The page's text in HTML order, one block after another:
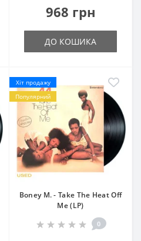
968 грн
ДО КОШИКА
Хіт продажу
Популярний
Boney M. - Take The Heat Off
Me (LP)
0